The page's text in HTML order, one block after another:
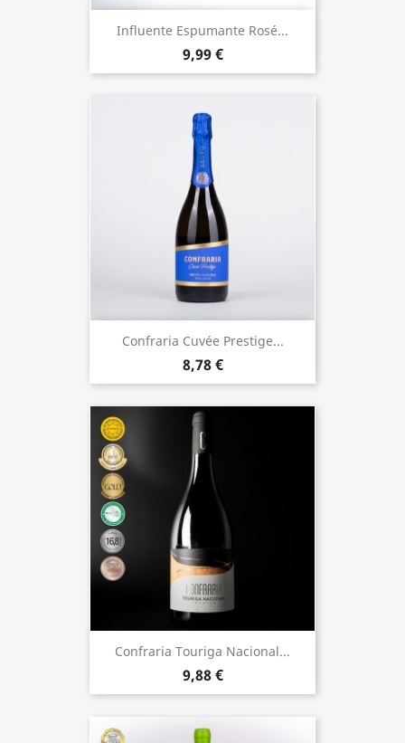
Influente Espumante Rosé...
9,99 €
Confraria Cuvée Prestige...
8,78 €
Confraria Touriga Nacional...
9,88 €